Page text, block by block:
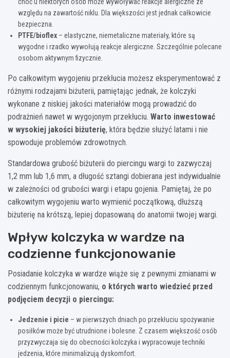
względu na zawartość niklu. Dla większości jest jednak całkowicie
bezpieczna.
PTFE/bioflex – elastyczne, niemetaliczne materiały, które są
wygodne i rzadko wywołują reakcje alergiczne. Szczególnie polecane
osobom aktywnym fizycznie.
Po całkowitym wygojeniu przekłucia możesz eksperymentować z
różnymi rodzajami biżuterii, pamiętając jednak, że kolczyki
wykonane z niskiej jakości materiałów mogą prowadzić do
podrażnień nawet w wygojonym przekłuciu. Warto inwestować
w wysokiej jakości biżuterię, która będzie służyć latami i nie
spowoduje problemów zdrowotnych.
Standardowa grubość biżuterii do piercingu wargi to zazwyczaj
1,2 mm lub 1,6 mm, a długość sztangi dobierana jest indywidualnie
w zależności od grubości wargi i etapu gojenia. Pamiętaj, że po
całkowitym wygojeniu warto wymienić początkową, dłuższą
biżuterię na krótszą, lepiej dopasowaną do anatomii twojej wargi.
Wpływ kolczyka w wardze na
codzienne funkcjonowanie
Posiadanie kolczyka w wardze wiąże się z pewnymi zmianami w
codziennym funkcjonowaniu, o których warto wiedzieć przed
podjęciem decyzji o piercingu:
Jedzenie i picie – w pierwszych dniach po przekłuciu spożywanie
posiłków może być utrudnione i bolesne. Z czasem większość osób
przyzwyczaja się do obecności kolczyka i wypracowuje techniki
jedzenia, które minimalizują dyskomfort.